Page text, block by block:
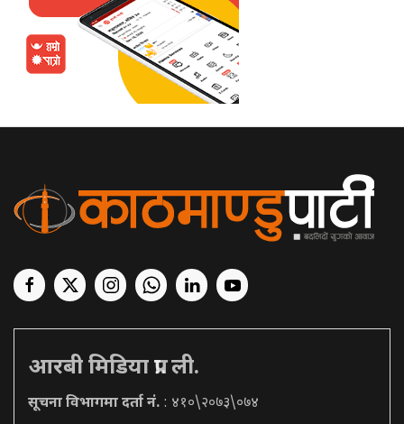
आरबी मिडिया प्रा. ली.
सूचना विभागमा दर्ता नं. : ४१०\२०७३\०७४